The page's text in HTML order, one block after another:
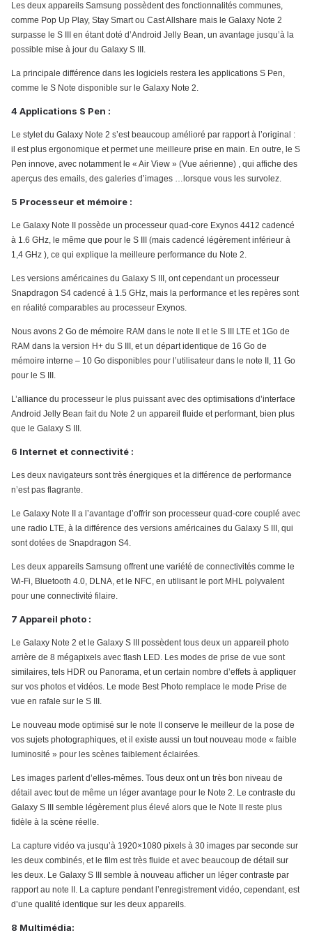
Les deux appareils Samsung possèdent des fonctionnalités communes,
comme Pop Up Play, Stay Smart ou Cast Allshare mais le Galaxy Note 2
surpasse le S III en étant doté d’Android Jelly Bean, un avantage jusqu’à la
possible mise à jour du Galaxy S III.
La principale différence dans les logiciels restera les applications S Pen,
comme le S Note disponible sur le Galaxy Note 2.
4 Applications S Pen :
Le stylet du Galaxy Note 2 s’est beaucoup amélioré par rapport à l’original :
il est plus ergonomique et permet une meilleure prise en main. En outre, le S
Pen innove, avec notamment le « Air View » (Vue aérienne) , qui affiche des
aperçus des emails, des galeries d’images …lorsque vous les survolez.
5 Processeur et mémoire :
Le Galaxy Note II possède un processeur quad-core Exynos 4412 cadencé
à 1.6 GHz, le même que pour le S III (mais cadencé légèrement inférieur à
1,4 GHz ), ce qui explique la meilleure performance du Note 2.
Les versions américaines du Galaxy S III, ont cependant un processeur
Snapdragon S4 cadencé à 1.5 GHz, mais la performance et les repères sont
en réalité comparables au processeur Exynos.
Nous avons 2 Go de mémoire RAM dans le note II et le S III LTE et 1Go de
RAM dans la version H+ du S III, et un départ identique de 16 Go de
mémoire interne – 10 Go disponibles pour l’utilisateur dans le note II, 11 Go
pour le S III.
L’alliance du processeur le plus puissant avec des optimisations d’interface
Android Jelly Bean fait du Note 2 un appareil fluide et performant, bien plus
que le Galaxy S III.
6 Internet et connectivité :
Les deux navigateurs sont très énergiques et la différence de performance
n’est pas flagrante.
Le Galaxy Note II a l’avantage d’offrir son processeur quad-core couplé avec
une radio LTE, à la différence des versions américaines du Galaxy S III, qui
sont dotées de Snapdragon S4.
Les deux appareils Samsung offrent une variété de connectivités comme le
Wi-Fi, Bluetooth 4.0, DLNA, et le NFC, en utilisant le port MHL polyvalent
pour une connectivité filaire.
7 Appareil photo :
Le Galaxy Note 2 et le Galaxy S III possèdent tous deux un appareil photo
arrière de 8 mégapixels avec flash LED. Les modes de prise de vue sont
similaires, tels HDR ou Panorama, et un certain nombre d’effets à appliquer
sur vos photos et vidéos. Le mode Best Photo remplace le mode Prise de
vue en rafale sur le S III.
Le nouveau mode optimisé sur le note II conserve le meilleur de la pose de
vos sujets photographiques, et il existe aussi un tout nouveau mode « faible
luminosité » pour les scènes faiblement éclairées.
Les images parlent d’elles-mêmes. Tous deux ont un très bon niveau de
détail avec tout de même un léger avantage pour le Note 2. Le contraste du
Galaxy S III semble légèrement plus élevé alors que le Note II reste plus
fidèle à la scène réelle.
La capture vidéo va jusqu’à 1920×1080 pixels à 30 images par seconde sur
les deux combinés, et le film est très fluide et avec beaucoup de détail sur
les deux. Le Galaxy S III semble à nouveau afficher un léger contraste par
rapport au note II. La capture pendant l’enregistrement vidéo, cependant, est
d’une qualité identique sur les deux appareils.
8 Multimédia: